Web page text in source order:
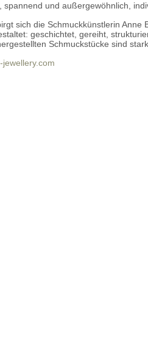
spannend und außergewöhnlich,
sich die Schmuckkünstlerin
geschichtet, gereiht,
Schmuckstücke sind
jewellery.com